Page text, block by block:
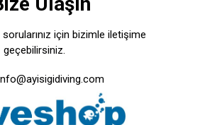
için bizimle iletişime
geçebilirsiniz.